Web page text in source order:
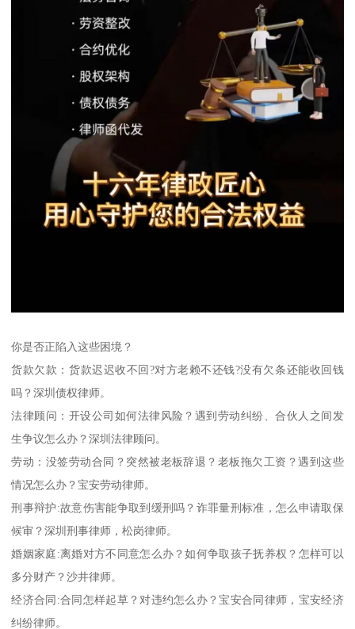
你是否正陷入这些困境？
货款欠款：货款迟迟收不回?对方老赖不还钱?没有欠条还能收回钱
吗？深圳债权律师。
法律顾问：开设公司如何法律风险？遇到劳动纠纷、合伙人之间发
生争议怎么办？深圳法律顾问。
劳动：没签劳动合同？突然被老板辞退？老板拖欠工资？遇到这些
情况怎么办？宝安劳动律师。
刑事辩护:故意伤害能争取到缓刑吗？诈罪量刑标准，怎么申请取保
候审？深圳刑事律师，松岗律师。
婚姻家庭:离婚对方不同意怎么办？如何争取孩子抚养权？怎样可以
多分财产？沙井律师。
经济合同:合同怎样起草？对违约怎么办？宝安合同律师，宝安经济
纠纷律师。